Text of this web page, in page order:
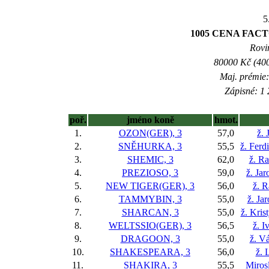
1005 CENA
80000 Kč
Maj.
Zápisné: 1
poř. jméno koně
hmot.
1.
OZON(GER), 3 57,0
ž.
2.
SNĚHURKA, 3 55,5 ž.
3.
SHEMIC, 3 62,0
ž.
4.
PREZIOSO, 3 59,0
ž.
5.
NEW TIGER(GER), 3 56,0
ž.
6.
TAMMYBIN, 3 55,0
ž.
7.
SHARCAN, 3 55,0
ž.
8.
WELTSSIO(GER), 3 56,5
ž.
9.
DRAGOON, 3 55,0
ž.
10.
SHAKESPEARA, 3 56,0
ž.
11.
SHAKIRA, 3 55,5